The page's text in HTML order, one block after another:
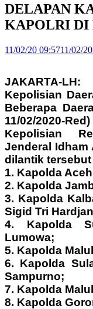
DELAPAN
KAPOLRI DI
11/02/20 09:5711/02/
JAKARTA-
Kepolisian
Beberapa
11/02/2020-
Kepolisian
Jenderal Idham
dilantik tersebut
1. Kapolda
2. Kapolda
3. Kapolda
Sigid Tri
4. Kapolda
Lumowa;
5. Kapolda
6. Kapolda
Sampurno;
7. Kapolda
8. Kapolda